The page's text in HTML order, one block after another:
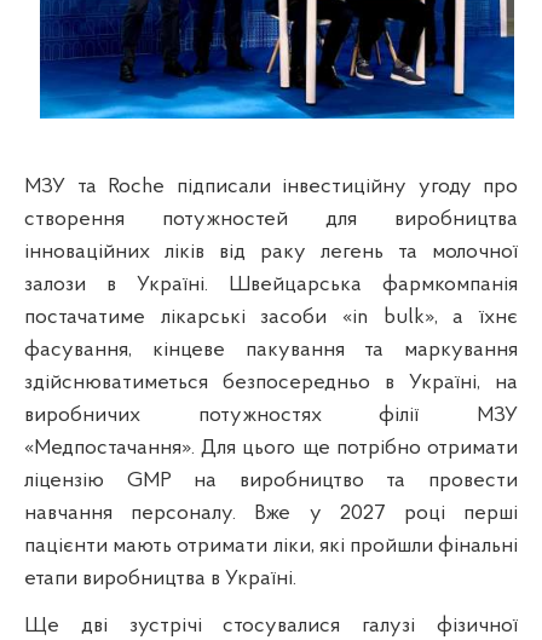
МЗУ та Roche підписали інвестиційну угоду про
створення потужностей для виробництва
інноваційних ліків від раку легень та молочної
залози в Україні. Швейцарська фармкомпанія
постачатиме лікарські засоби «in bulk», а їхнє
фасування, кінцеве пакування та маркування
здійснюватиметься безпосередньо в Україні, на
виробничих потужностях філії МЗУ
«Медпостачання». Для цього ще потрібно отримати
ліцензію GMP на виробництво та провести
навчання персоналу. Вже у 2027 році перші
пацієнти мають отримати ліки, які пройшли фінальні
етапи виробництва в Україні.
Ще дві зустрічі стосувалися галузі фізичної